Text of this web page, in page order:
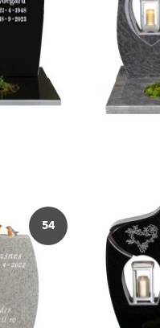
54